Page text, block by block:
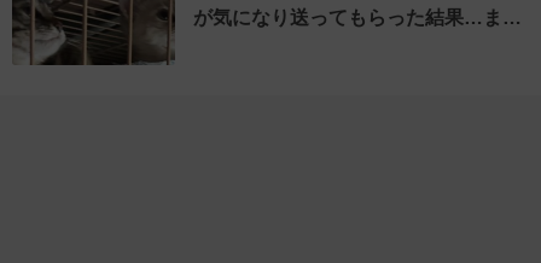
が気になり送ってもらった結果…ま…